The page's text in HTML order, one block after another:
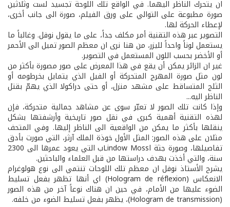
ان يتحرك الناظر اليهما. في الواقع تلك اللوحة تجسيد لست وثلاثين
صورة مطبوعة على التوالي على ورق الفيلم، صورة الى جانب أخرى،
لإعطاء الحركة لها.
التصوير عبر هذه التقنية أمر مكلف جداً، على ما يقول نوفل. وغالباً ما
يستعمل لوناً واحداً لليزر، من هنا نرى ان معظم الصور تميل الى الأحمر
أو الأخضر بحسب اللون المستعمل في التصوير.
غير ان الزائر يمكن أن يقع في هذا المعرض على صور مصورة بأكثر من
لون مثل صورة المهرج المتحركة أو الفيل الذي يتمايل بخرطومه أو
الثلج المتساقط على مشهد منزل، أو حتى دراكولا الذي يهمّ بقتل
الناظر اليه...
وإذا كانت تلك الصور لا تعبّر سوى عن مشاهد جمالية متحركة، فإن
لهذه التقنية أهمية كبرى في نقل صور تاريخية وأرشفتها بشكل
ينقلها بأكثر ما يمكن من الواقعية الى الناظر إليها. وفي المتحف
مثلان على هذه الصور: المثل الأول خوذة الملك آرثر، التي صورت بأدق
تفاصيلها، وصورة جثة اLindow Mossب التي يعود عمرها الى 2300
سنة، والتي أخذت بهدف دراستها من قبل العلماء والباحثين.
يشرح الأستاذ نوفل ان معظم تلك اللوحات تنتمي الى نوع هولوغرام
الانعكاس (Hologram de réflexion) اي أنها تظهر بفعل تسليط
الضوء عليها من الأمام، في حين ان هناك نوعاً آخر من هذه الصور
(Hologram de transmission)، يظهر بفعل تسليط الضوء من خلفه.